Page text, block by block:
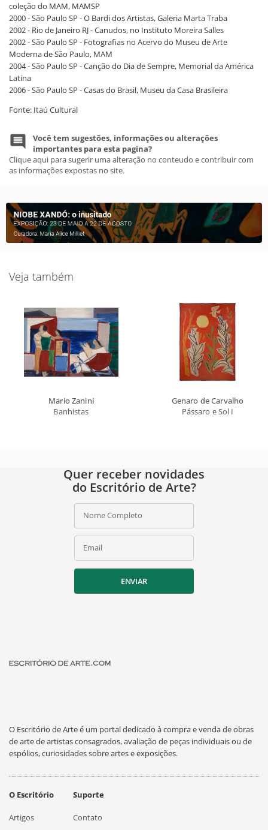
coleção do MAM, MAMSP
2000 - São Paulo SP - O Bardi dos Artistas, Galeria Marta Traba
2002 - Rio de Janeiro RJ - Canudos, no Instituto Moreira Salles
2002 - São Paulo SP - Fotografias no Acervo do Museu de Arte
Moderna de São Paulo, MAM
2004 - São Paulo SP - Canção do Dia de Sempre, Memorial da América
Latina
2006 - São Paulo SP - Casas do Brasil, Museu da Casa Brasileira
Fonte: Itaú Cultural
Você tem sugestões, informações ou alterações
importantes para esta pagina?
Clique aqui para sugerir uma alteração no conteudo e contribuir com
as informações expostas no site.
Veja também
Mario Zanini
Banhistas
Genaro de Carvalho
Pássaro e Sol I
Quer receber novidades
do Escritório de Arte?
Nome Completo
Email
ENVIAR
O Escritório de Arte é um portal dedicado à compra e venda de obras
de arte de artistas consagrados, avaliação de peças individuais ou de
espólios, curiosidades sobre artes e exposições.
O Escritório
Artigos
Suporte
Contato